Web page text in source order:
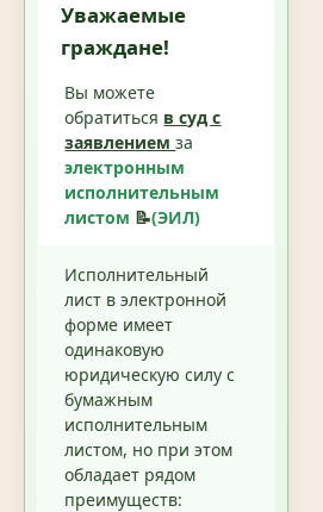
Уважаемые
граждане!
Вы можете
обратиться в суд с
заявлениемза
электронным
исполнительным
листом 📝(ЭИЛ)
Исполнительный
лист в электронной
форме имеет
одинаковую
юридическую силу с
бумажным
исполнительным
листом, но при этом
обладает рядом
преимуществ: